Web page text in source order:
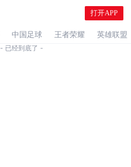
打开APP
中国足球 王者荣耀
英雄联盟
- 已经到底了 -